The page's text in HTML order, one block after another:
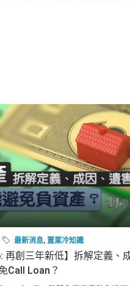
最新消息, 置業冷知識
再創三年新低】拆解定義、
Call Loan？